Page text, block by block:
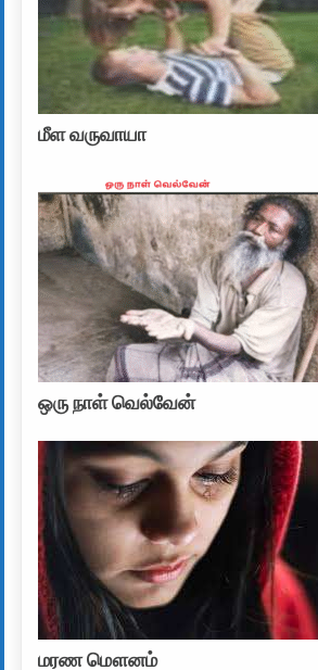
மீள வருவாயா
ஒரு நாள் வெல்வேன்
மரண மௌனம்